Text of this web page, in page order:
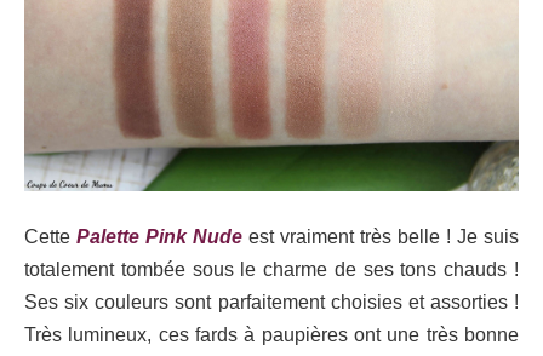
Cette Palette Pink Nude est vraiment très belle ! Je suis
totalement tombée sous le charme de ses tons chauds !
Ses six couleurs sont parfaitement choisies et assorties !
Très lumineux, ces fards à paupières ont une très bonne